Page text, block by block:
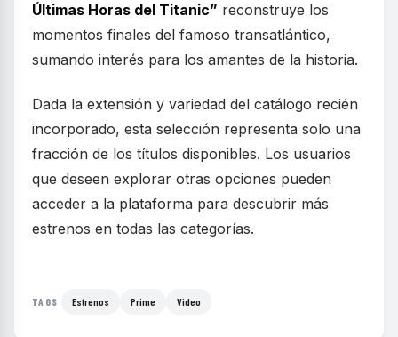
Últimas Horas del Titanic” reconstruye los
momentos finales del famoso transatlántico,
sumando interés para los amantes de la historia.
Dada la extensión y variedad del catálogo recién
incorporado, esta selección representa solo una
fracción de los títulos disponibles. Los usuarios
que deseen explorar otras opciones pueden
acceder a la plataforma para descubrir más
estrenos en todas las categorías.
TAGS Estrenos Prime Video